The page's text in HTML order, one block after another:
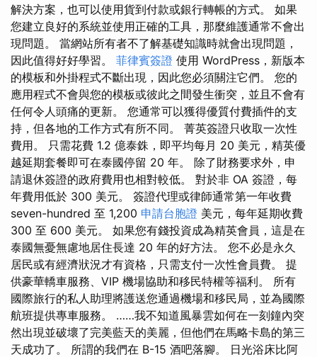
解決方案，也可以使用貨到付款或銀行轉帳的方式。 如果
您建立良好的系統並使用正確的工具，那麼維護通常不會出
現問題。 當網站所有者不了解基礎知識時就會出現問題，
因此值得好好學習。 菲律賓簽證 使用 WordPress，新版本
的模板和外掛程式不斷出現，因此您必須關注它們。 您的
應用程式不會與您的模板或彼此之間發生衝突，並且不會有
任何令人頭痛的更新。 您通常可以獲得優質付費插件的支
持，但各地的工作方式有所不同。 菁英簽證只收取一次性
費用。 只需花費 1.2 億泰銖，即平均每月 20 美元，精英優
越延期套餐即可在泰國停留 20 年。 除了財務要求外，申
請退休簽證的政府費用也相對較低。 對於非 OA 簽證，每
年費用低於 300 美元。 簽證代理或律師通常第一年收費
seven-hundred 至 1,200 申請台胞證 美元，每年延期收費
300 至 600 美元。 如果您有錢投資成為精英會員，這是在
泰國無憂無慮地居住長達 20 年的好方法。 您不必是永久
居民或有經濟狀況才有資格，只需支付一次性會員費。 提
供豪華轎車服務、VIP 機場協助和移民特權等福利。 所有
國際旅行的私人助理將護送您通過機場和移民局，並為國際
航班提供專車服務。 ……我不知道風暴雲如何在一刻鐘內突
然出現並破壞了完美藍天的美麗，但他們在馬略卡島的第三
天成功了。 所謂的我們在 B-15 酒吧落腳。 日光浴床比阿